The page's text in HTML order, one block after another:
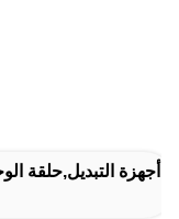
أجهزة التبديل,حلقة